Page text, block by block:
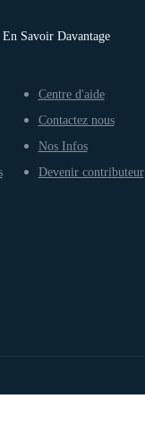
En Savoir Davantage
Centre d'aide
Contactez nous
Nos Infos
Devenir contributeur